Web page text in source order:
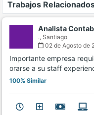
Trabajos
Analista
., Santiago
02 de Agosto de
Importante empresa
orarse a su staff
100% Similar